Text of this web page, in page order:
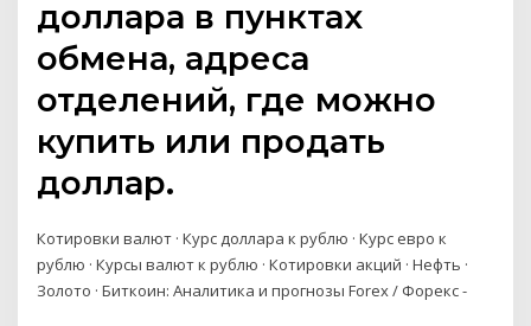
доллара в пунктах
обмена, адреса
отделений, где можно
купить или продать
доллар.
Котировки валют · Курс доллара к рублю · Курс евро к
рублю · Курсы валют к рублю · Котировки акций · Нефть ·
Золото · Биткоин: Аналитика и прогнозы Forex / Форекс -